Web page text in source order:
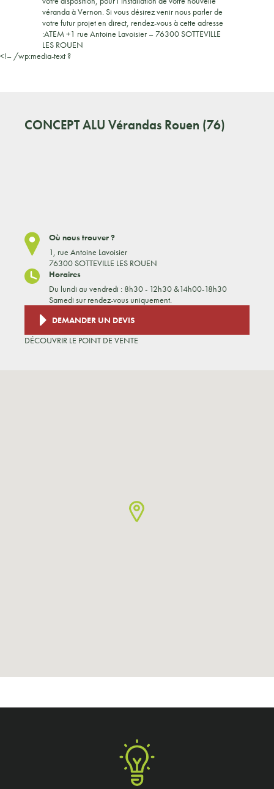
véranda à Vernon. Si vous désirez venir nous parler de
votre futur projet en direct, rendez-vous à cette adresse
:ATEM +1 rue Antoine Lavoisier – 76300 SOTTEVILLE
LES ROUEN
<!– /wp:media-text ?
CONCEPT ALU Vérandas Rouen (76)
Où nous trouver ?
1, rue Antoine Lavoisier
76300 SOTTEVILLE LES ROUEN
Horaires
Du lundi au vendredi : 8h30 - 12h30 &14h00-18h30
Samedi sur rendez-vous uniquement.
DEMANDER UN DEVIS
DÉCOUVRIR LE POINT DE VENTE